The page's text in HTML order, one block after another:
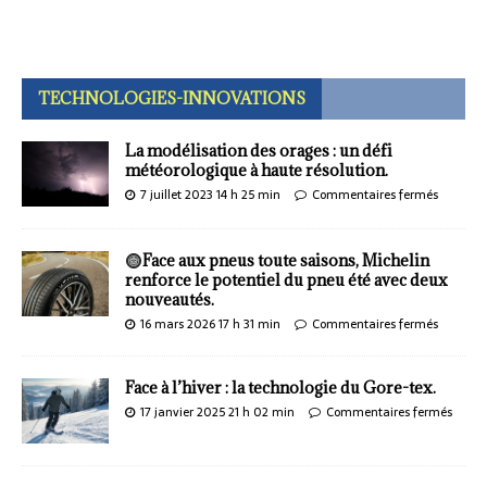
TECHNOLOGIES-INNOVATIONS
La modélisation des orages : un défi
météorologique à haute résolution.
7 juillet 2023 14 h 25 min Commentaires fermés
Face aux pneus toute saisons, Michelin
renforce le potentiel du pneu été avec deux
nouveautés.
16 mars 2026 17 h 31 min Commentaires fermés
Face à l’hiver : la technologie du Gore-tex.
17 janvier 2025 21 h 02 min Commentaires fermés